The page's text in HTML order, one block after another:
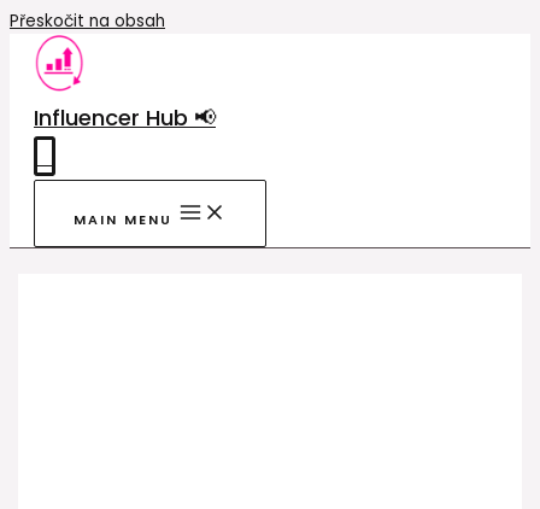
Přeskočit na obsah
Influencer Hub 📢
MAIN MENU